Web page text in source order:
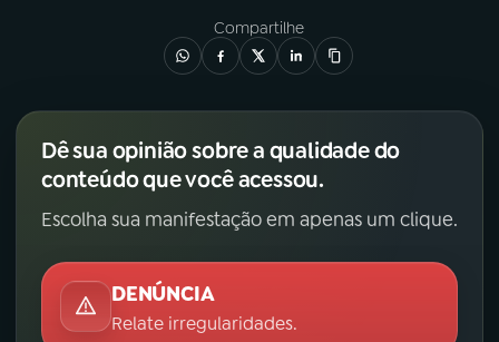
Compartilhe
Dê sua opinião sobre a qualidade do
conteúdo que você acessou.
Escolha sua manifestação em apenas um clique.
DENÚNCIA
Relate irregularidades.